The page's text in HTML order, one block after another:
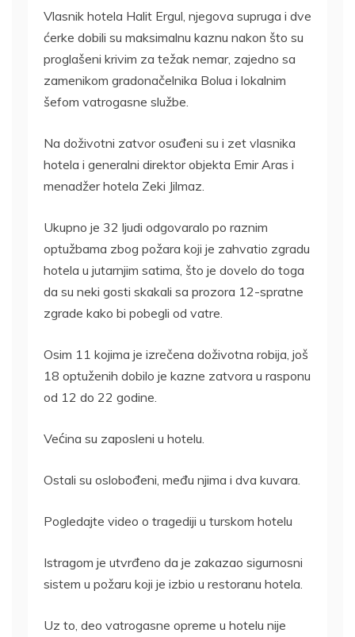
Vlasnik hotela Halit Ergul, njegova supruga i dve
ćerke dobili su maksimalnu kaznu nakon što su
proglašeni krivim za težak nemar, zajedno sa
zamenikom gradonačelnika Bolua i lokalnim
šefom vatrogasne službe.
Na doživotni zatvor osuđeni su i zet vlasnika
hotela i generalni direktor objekta Emir Aras i
menadžer hotela Zeki Jilmaz.
Ukupno je 32 ljudi odgovaralo po raznim
optužbama zbog požara koji je zahvatio zgradu
hotela u jutarnjim satima, što je dovelo do toga
da su neki gosti skakali sa prozora 12-spratne
zgrade kako bi pobegli od vatre.
Osim 11 kojima je izrečena doživotna robija, još
18 optuženih dobilo je kazne zatvora u rasponu
od 12 do 22 godine.
Većina su zaposleni u hotelu.
Ostali su oslobođeni, među njima i dva kuvara.
Pogledajte video o tragediji u turskom hotelu
Istragom je utvrđeno da je zakazao sigurnosni
sistem u požaru koji je izbio u restoranu hotela.
Uz to, deo vatrogasne opreme u hotelu nije